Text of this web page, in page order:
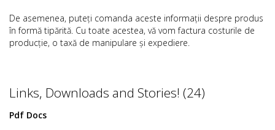
De asemenea, puteți comanda aceste informații despre produs
în formă tipărită. Cu toate acestea, vă vom factura costurile de
producție, o taxă de manipulare și expediere.
Links, Downloads and Stories! (24)
Pdf Docs